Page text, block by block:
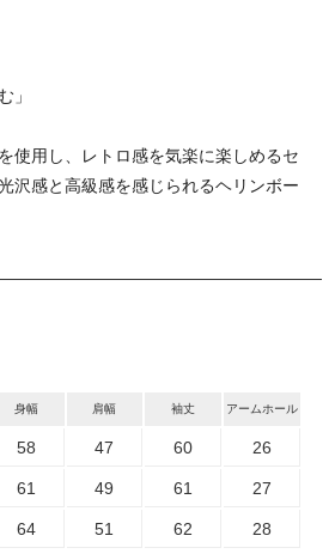
」
使用し、レトロ感を気楽に楽しめるセ
沢感と高級感を感じられるヘリンボー
身幅 肩幅 袖丈 アームホール
58 47 60 26
61 49 61 27
64 51 62 28